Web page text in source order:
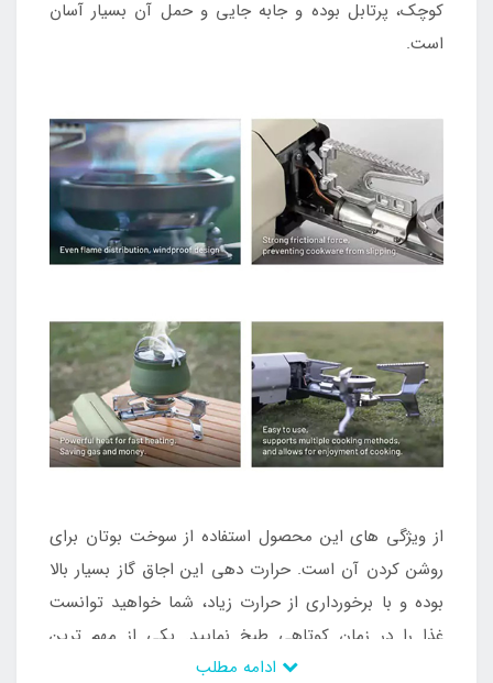
کوچک، پرتابل بوده و جابه جایی و حمل آن بسیار آسان
است.
از ویژگی های این محصول استفاده از سوخت بوتان برای
روشن کردن آن است. حرارت دهی این اجاق گاز بسیار بالا
بوده و با برخورداری از حرارت زیاد، شما خواهید توانست
غذا را در زمان کوتاهی طبخ نمایید. یکی از مهم ترین
ویژگی های این اجاق گاز برخورداری از تحمل وزن بسیار بالا